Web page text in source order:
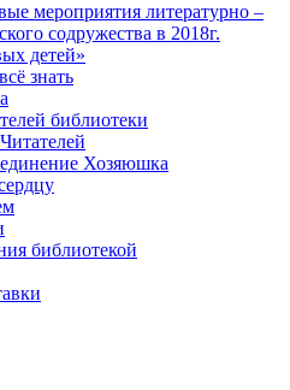
мероприятия литературно –
содружества в 2018г.
детей»
знать
библиотеки
Хозяюшка
библиотекой